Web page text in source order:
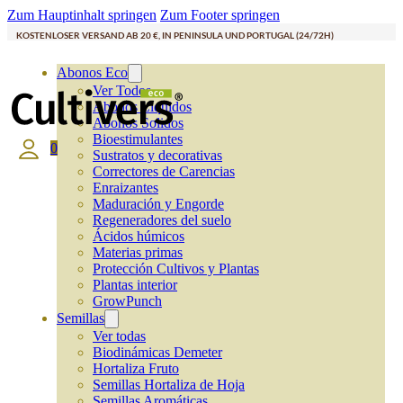
Zum Hauptinhalt springen Zum Footer springen
KOSTENLOSER VERSAND AB 20 €, IN PENINSULA UND PORTUGAL (24/72H)
Abonos Eco
Ver Todos
Abonos Líquidos
Abonos Solidos
Bioestimulantes
Sustratos y decorativas
Correctores de Carencias
Enraizantes
Maduración y Engorde
Regeneradores del suelo
Ácidos húmicos
Materias primas
Protección Cultivos y Plantas
Plantas interior
GrowPunch
Semillas
Ver todas
Biodinámicas Demeter
Hortaliza Fruto
Semillas Hortaliza de Hoja
0